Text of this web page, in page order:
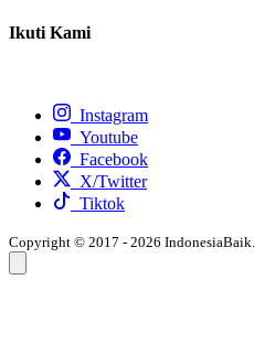
Ikuti Kami
Instagram
Youtube
Facebook
X/Twitter
Tiktok
Copyright © 2017 - 2026